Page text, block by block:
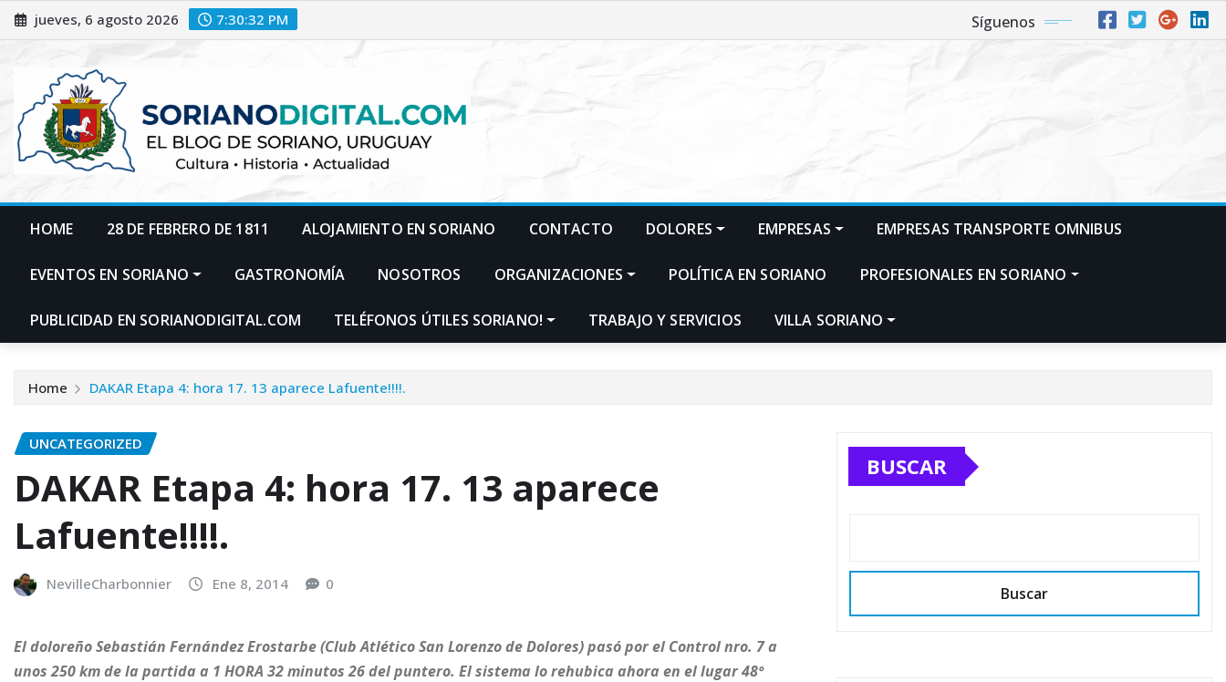
Skip
to
jueves, 6 agosto 2026 7:30:33 PM Síguenos
HOME 28 DE FEBRERO DE 1811 ALOJAMIENTO EN SORIANO CONTACTO DOLORES EMPRESAS EMPRESAS TRANSPORTE OMNIBUS
EVENTOS EN SORIANO GASTRONOMÍA NOSOTROS ORGANIZACIONES POLÍTICA EN SORIANO PROFESIONALES EN SORIANO
PUBLICIDAD EN SORIANODIGITAL.COM TELÉFONOS ÚTILES SORIANO! TRABAJO Y SERVICIOS VILLA SORIANO
Home DAKAR Etapa 4: hora 17. 13 aparece Lafuente!!!!.
UNCATEGORIZED
DAKAR Etapa 4: hora 17. 13 aparece
Lafuente!!!!.
NevilleCharbonnier Ene 8, 2014 0
El doloreño Sebastián Fernández Erostarbe (Club Atlético San Lorenzo de Dolores) pasó por el Control nro. 7 a
unos 250 km de la partida a 1 HORA 32 minutos 26 del puntero. El sistema lo rehubica ahora en el lugar 48º
BUSCAR
Buscar